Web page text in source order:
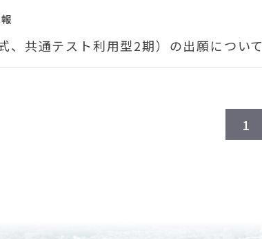
、共通テスト利用型2期）の出願について
1